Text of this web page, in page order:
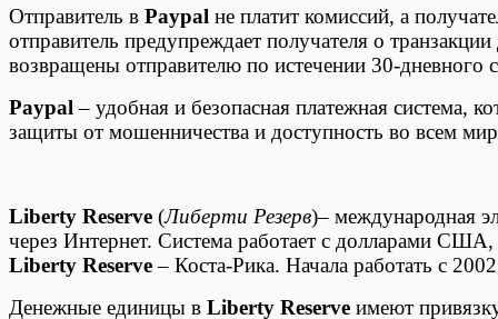
Отправитель в Paypal не платит комиссий, а
отправитель предупреждает получателя о
возвращены отправителю по истечении 30-дневного
Paypal – удобная и безопасная платежная система,
защиты от мошенничества и доступность во всем
Liberty Reserve (Либерти Резерв)– международная
через Интернет. Система работает с долларами
Liberty Reserve– Коста-Рика. Начала работать с
Денежные единицы в Liberty Reserve имеют